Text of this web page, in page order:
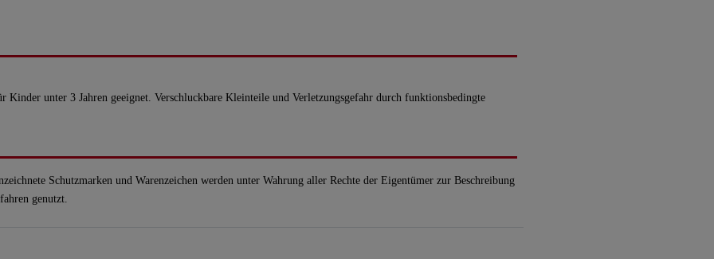
Kinder unter 3 Jahren geeignet. Verschluckbare Kleinteile und Verletzungsgefahr durch funktionsbedingte
Schutzmarken und Warenzeichen werden unter Wahrung aller Rechte der Eigentümer zur Beschreibung
genutzt.